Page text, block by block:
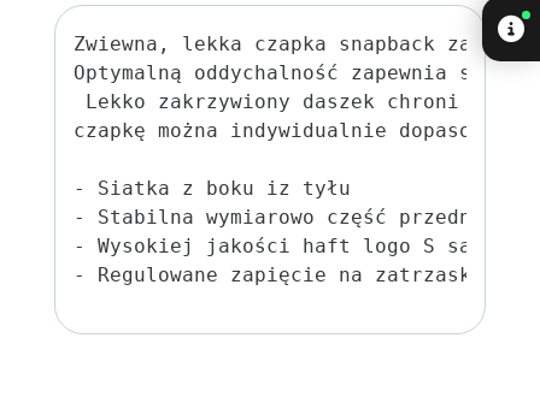
Zwiewna, lekka czapka snapback
Optymalną oddychalność zapewnia
Lekko zakrzywiony daszek chroni
czapkę można indywidualnie dopasować
- Siatka z boku iz tyłu
- Stabilna wymiarowo część przednia
- Wysokiej jakości haft logo S saller